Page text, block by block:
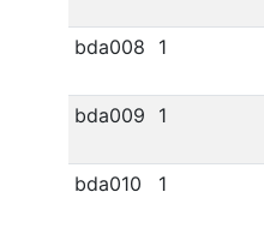
bda008 1
bda009 1
bda010 1